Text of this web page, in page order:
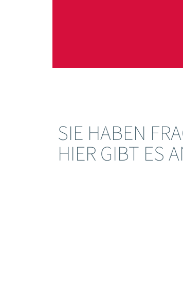
SIE HABEN
HIER GIBT ES